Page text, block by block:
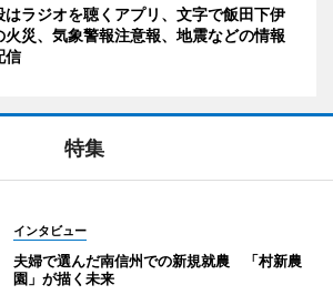
はラジオを聴くアプリ、文字で飯田下伊
火災、気象警報注意報、地震などの情報
信
特集
インタビュー
夫婦で選んだ南信州での新規就農 「村新農
園」が描く未来